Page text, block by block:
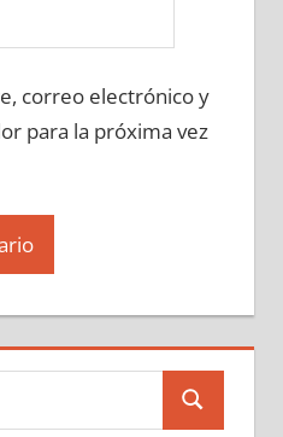
correo electrónico y
para la próxima vez
Buscar